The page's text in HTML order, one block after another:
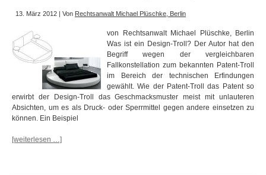
Dollar
zahlen
13. März 2012 | Von Rechtsanwalt Michael Plüschke, Berlin
von Rechtsanwalt Michael Plüschke, Berlin
Was ist ein Design-Troll? Der Autor hat den
Begriff wegen der vergleichbaren
Fallkonstellation zum bekannten Patent-Troll
im Bereich der technischen Erfindungen
gewählt. Wie der Patent-Troll das Patent so
erwirbt der Design-Troll das Geschmacksmuster meist mit unlauteren
Absichten, um es als Druck- oder Sperrmittel gegen andere einsetzen zu
können. Ein Beispiel
[weiterlesen …]